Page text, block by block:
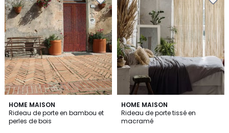
HOME MAISON
Rideau de porte en bambou et
perles de bois
4
/
5
HOME MAISON
Rideau de porte tissé en
macramé